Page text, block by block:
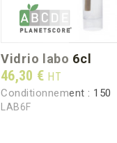
vidrio labo 6cl
Prix
46,30 € HT
Conditionnement : 150
LAB6F